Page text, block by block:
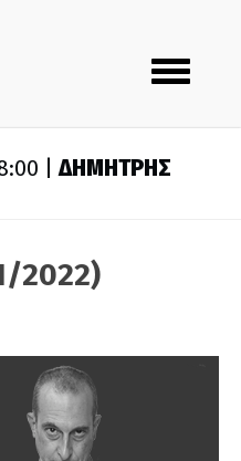
Toggle
navigation
|ΔΗΜΗΤΡΗΣ
2022)